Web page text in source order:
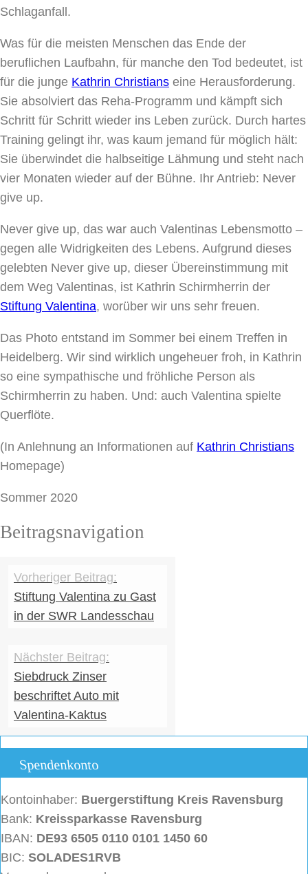
Schlaganfall.
Was für die meisten Menschen das Ende der
beruflichen Laufbahn, für manche den Tod bedeutet, ist
für die junge Kathrin Christians eine Herausforderung.
Sie absolviert das Reha-Programm und kämpft sich
Schritt für Schritt wieder ins Leben zurück. Durch hartes
Training gelingt ihr, was kaum jemand für möglich hält:
Sie überwindet die halbseitige Lähmung und steht nach
vier Monaten wieder auf der Bühne. Ihr Antrieb: Never
give up.
Never give up, das war auch Valentinas Lebensmotto –
gegen alle Widrigkeiten des Lebens. Aufgrund dieses
gelebten Never give up, dieser Übereinstimmung mit
dem Weg Valentinas, ist Kathrin Schirmherrin der
Stiftung Valentina, worüber wir uns sehr freuen.
Das Photo entstand im Sommer bei einem Treffen in
Heidelberg. Wir sind wirklich ungeheuer froh, in Kathrin
so eine sympathische und fröhliche Person als
Schirmherrin zu haben. Und: auch Valentina spielte
Querflöte.
(In Anlehnung an Informationen auf Kathrin Christians
Homepage)
Sommer 2020
Beitragsnavigation
Stiftung Valentina zu Gast
in der SWR Landesschau
Siebdruck Zinser
beschriftet Auto mit
Valentina-Kaktus
Spendenkonto
Kontoinhaber: Buergerstiftung Kreis Ravensburg
Bank: Kreissparkasse Ravensburg
IBAN: DE93 6505 0110 0101 1450 60
BIC: SOLADES1RVB